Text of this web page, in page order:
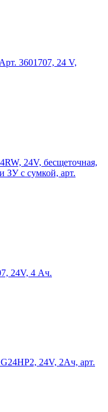
3601707, 24 V,
24V, бесщеточная,
ЗУ с сумкой, арт.
24V, 4 Ач.
24V, 2Ач, арт.